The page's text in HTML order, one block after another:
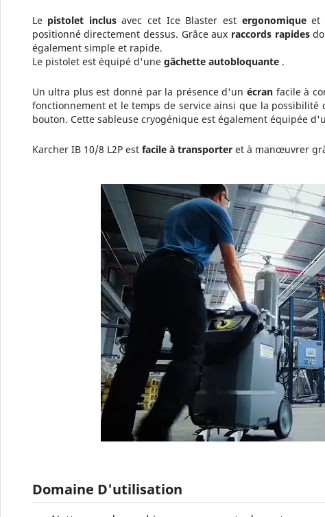
Le pistolet inclusavec cet Ice Blaster est ergonomiqueet
positionné directement dessus. Grâce aux raccords rapides
également simple et rapide.
Le pistolet est équipé d'une gâchette autobloquante.
Un ultra plus est donné par la présence d'unécran facile à
fonctionnement et le temps de service ainsi que la
bouton. Cette sableuse cryogénique est également équipée
Karcher IB 10/8 L2P est facile à transporteret à manœuvrer
Domaine D'utilisation